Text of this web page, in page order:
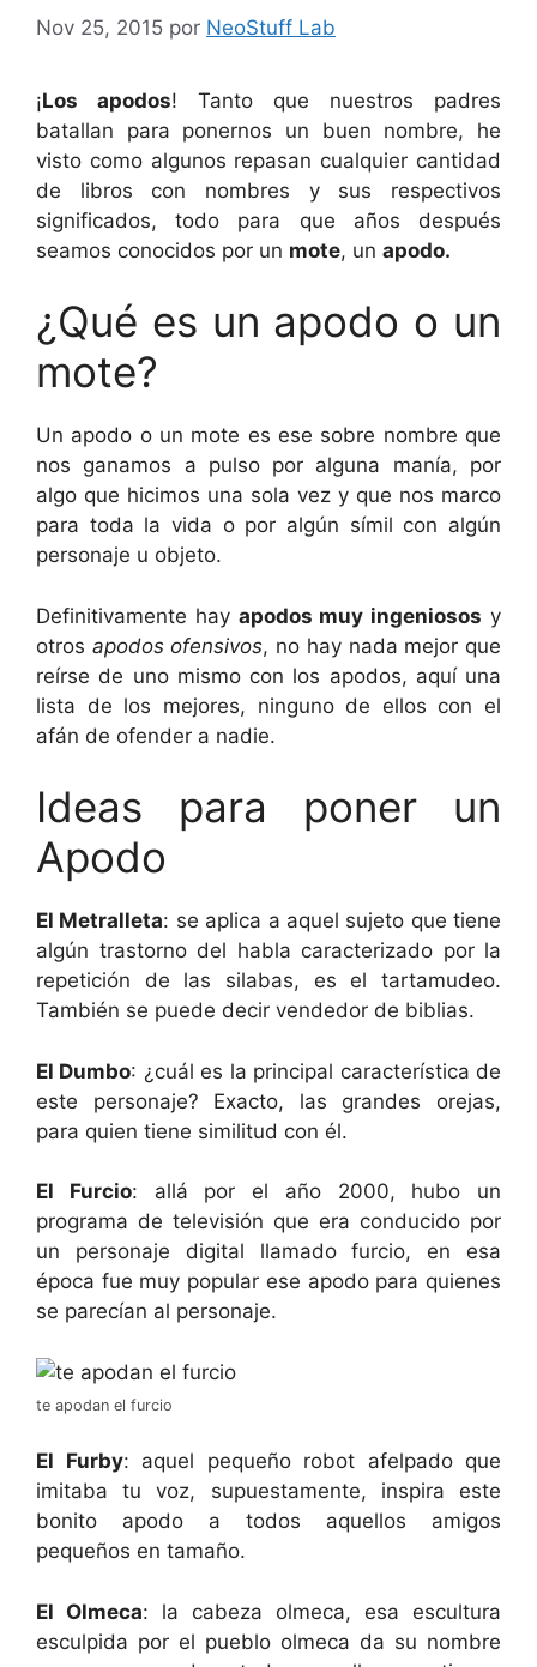
Nov 25, 2015 por NeoStuff Lab
¡Los apodos! Tanto que nuestros padres
batallan para ponernos un buen nombre, he
visto como algunos repasan cualquier cantidad
de libros con nombres y sus respectivos
significados, todo para que años después
seamos conocidos por un mote, un apodo.
¿Qué es un apodo o un
mote?
Un apodo o un mote es ese sobre nombre que
nos ganamos a pulso por alguna manía, por
algo que hicimos una sola vez y que nos marco
para toda la vida o por algún símil con algún
personaje u objeto.
Definitivamente hay apodos muy ingeniosos y
otros apodos ofensivos, no hay nada mejor que
reírse de uno mismo con los apodos, aquí una
lista de los mejores, ninguno de ellos con el
afán de ofender a nadie.
Ideas para poner un
Apodo
El Metralleta: se aplica a aquel sujeto que tiene
algún trastorno del habla caracterizado por la
repetición de las silabas, es el tartamudeo.
También se puede decir vendedor de biblias.
El Dumbo: ¿cuál es la principal característica de
este personaje? Exacto, las grandes orejas,
para quien tiene similitud con él.
El Furcio: allá por el año 2000, hubo un
programa de televisión que era conducido por
un personaje digital llamado furcio, en esa
época fue muy popular ese apodo para quienes
se parecían al personaje.
te apodan el furcio
El Furby: aquel pequeño robot afelpado que
imitaba tu voz, supuestamente, inspira este
bonito apodo a todos aquellos amigos
pequeños en tamaño.
El Olmeca: la cabeza olmeca, esa escultura
esculpida por el pueblo olmeca da su nombre